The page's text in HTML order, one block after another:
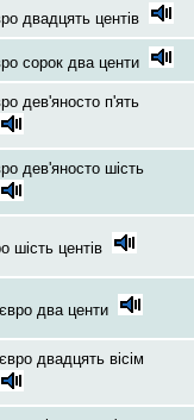
двадцять центів
сорок два центи
дев'яносто п'ять
дев'яносто шість
шість центів
два центи
двадцять вісім